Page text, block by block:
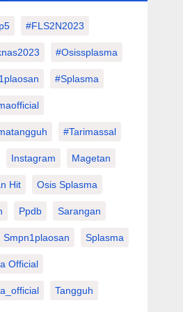
#FLS2N2023
#osissplasma
#splasma
#tarimassal
Instagram Magetan
Hit Osis Splasma
Ppdb Sarangan
Smpn1plaosan Splasma
Official
Tangguh